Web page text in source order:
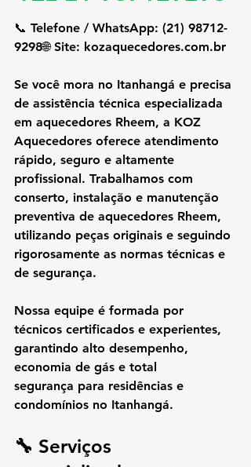
📞 Telefone / WhatsApp: (21) 98712-
9298🌐 Site: kozaquecedores.com.br
Se você mora no Itanhangá e precisa
de assistência técnica especializada
em aquecedores Rheem, a KOZ
Aquecedores oferece atendimento
rápido, seguro e altamente
profissional. Trabalhamos com
conserto, instalação e manutenção
preventiva de aquecedores Rheem,
utilizando peças originais e seguindo
rigorosamente as normas técnicas e
de segurança.
Nossa equipe é formada por
técnicos certificados e experientes,
garantindo alto desempenho,
economia de gás e total
segurança para residências e
condomínios no Itanhangá.
🔧 Serviços